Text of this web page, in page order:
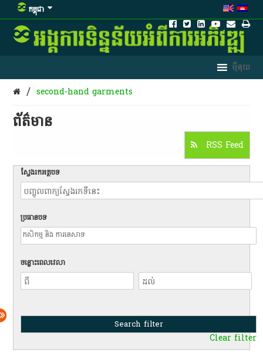
កម្ពុជា
/ second-hand garments
ព័ត៌មាន​
RSS Feed
ស្វែងរកអត្ថបទ
ប្រធានបទ
ចន្លោះពេលវេលា
Clear filter